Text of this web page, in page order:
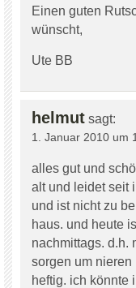
Einen guten
wünscht,
Ute BB
helmut sagt:
1. Januar 2010 um
alles gut und
alt und leidet seit
und ist nicht zu
haus. und heute
nachmittags. d.h.
sorgen um nieren
heftig. ich könnte